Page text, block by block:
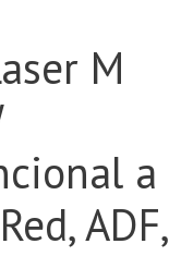
M
a